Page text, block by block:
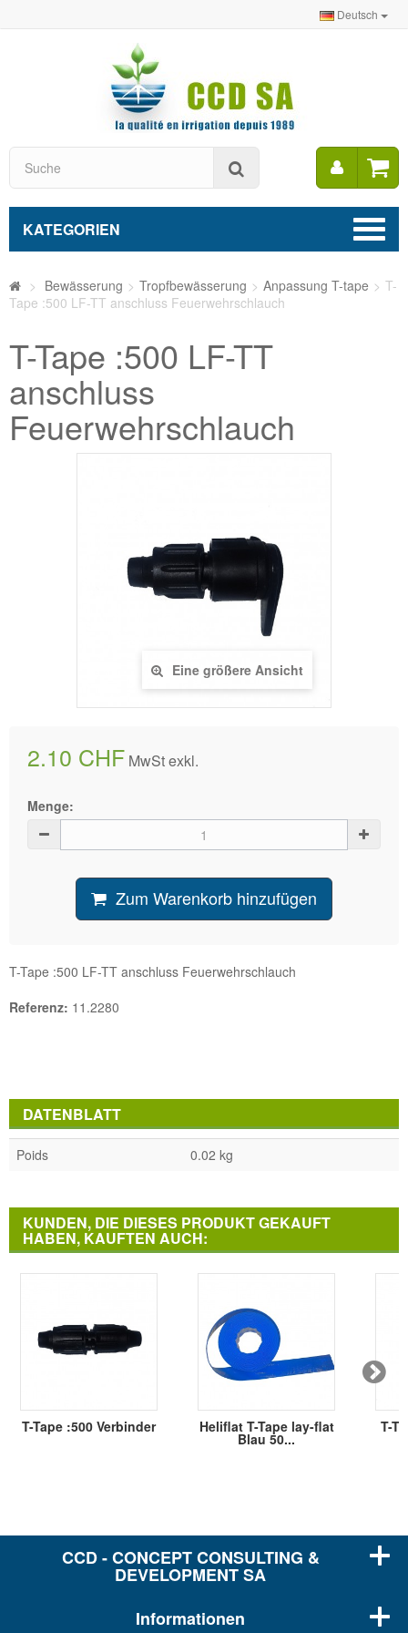
Deutsch
Mein
Konto
KATEGORIEN
> Bewässerung > Tropfbewässerung > Anpassung T-tape > T-
Tape :500 LF-TT anschluss Feuerwehrschlauch
T-Tape :500 LF-TT
anschluss
Feuerwehrschlauch
Eine größere Ansicht
2.10 CHF MwSt exkl.
Menge:
Zum Warenkorb hinzufügen
T-Tape :500 LF-TT anschluss Feuerwehrschlauch
Referenz: 11.2280
DATENBLATT
Poids 0.02 kg
KUNDEN, DIE DIESES PRODUKT GEKAUFT
HABEN, KAUFTEN AUCH:
T-Tape :500 Verbinder Heliflat T-Tape lay-flat
Blau 50...
T-
CCD - CONCEPT CONSULTING &
DEVELOPMENT SA
Informationen